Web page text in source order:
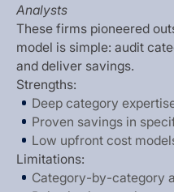
Analysts
These firms pioneered out
model is simple: audit cate
and deliver savings.
Strengths:
Deep category expertis
Proven savings in speci
Low upfront cost model
Limitations:
Category-by-category a